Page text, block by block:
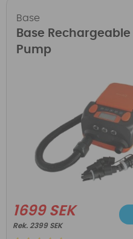
Base
Base Rechargeable
Pump
1699 SEK
2399 SEK